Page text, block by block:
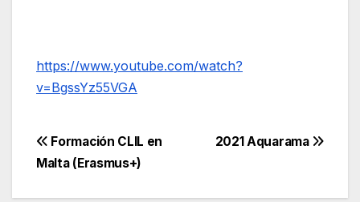
https://www.youtube.com/watch?
v=BgssYz55VGA
Navegación
2021 Aquarama
Formación CLIL en
Malta (Erasmus+)